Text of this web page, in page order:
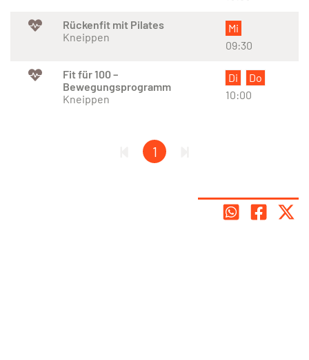
Rückenfit mit Pilates
Kneippen
Mi
09:30
Fit für 100 –
Bewegungsprogramm
Kneippen
Di
Do
10:00
1